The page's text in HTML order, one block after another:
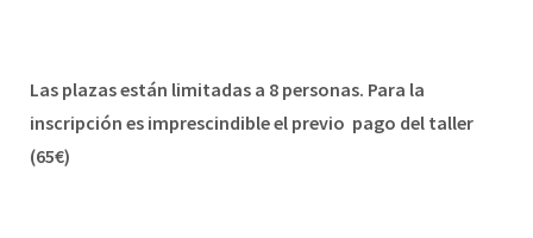
Las plazas están limitadas a 8 personas. Para la
inscripción es imprescindible el previo pago del taller
(65€)